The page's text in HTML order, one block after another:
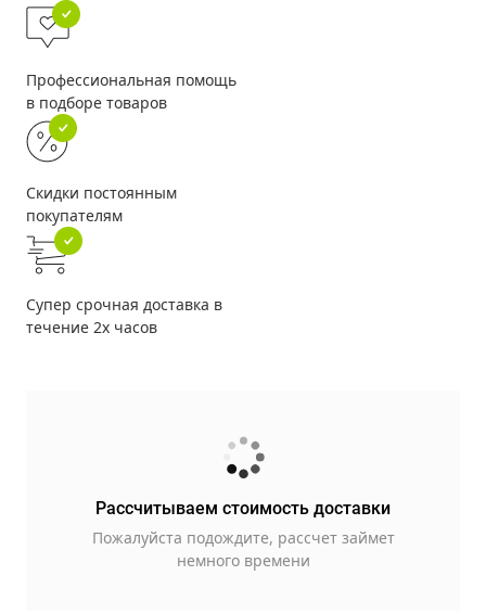
Профессиональная помощь
в подборе товаров
Скидки постоянным
покупателям
Супер срочная доставка в
течение 2х часов
Рассчитываем стоимость доставки
Пожалуйста подождите, рассчет займет
немного времени